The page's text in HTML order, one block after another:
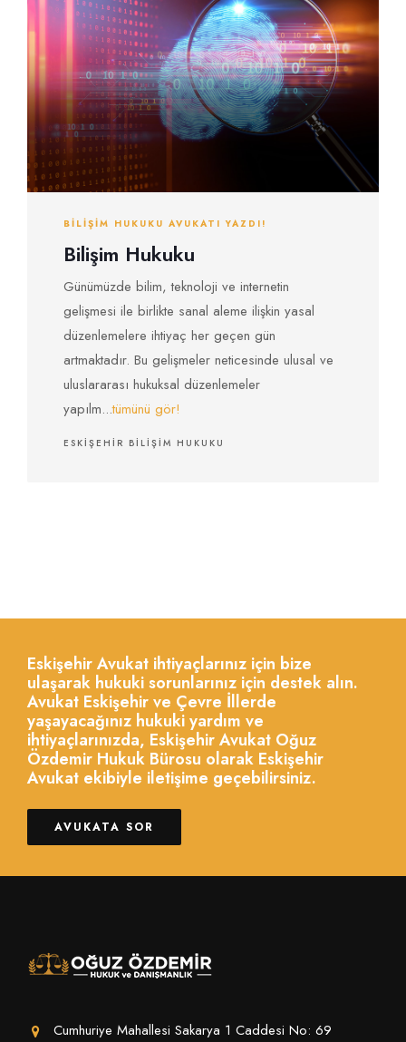
BILIŞIM HUKUKU AVUKATI YAZDI!
Bilişim Hukuku
Günümüzde bilim, teknoloji ve internetin
gelişmesi ile birlikte sanal aleme ilişkin yasal
düzenlemelere ihtiyaç her geçen gün
artmaktadır. Bu gelişmeler neticesinde ulusal ve
uluslararası hukuksal düzenlemeler
yapılm...tümünü gör!
ESKIŞEHIR BILIŞIM HUKUKU
Eskişehir Avukat ihtiyaçlarınız için bize
ulaşarak hukuki sorunlarınız için destek alın.
Avukat Eskişehir ve Çevre İllerde
yaşayacağınız hukuki yardım ve
ihtiyaçlarınızda, Eskişehir Avukat Oğuz
Özdemir Hukuk Bürosu olarak Eskişehir
Avukat ekibiyle iletişime geçebilirsiniz.
AVUKATA SOR
Cumhuriye Mahallesi Sakarya 1 Caddesi No: 69